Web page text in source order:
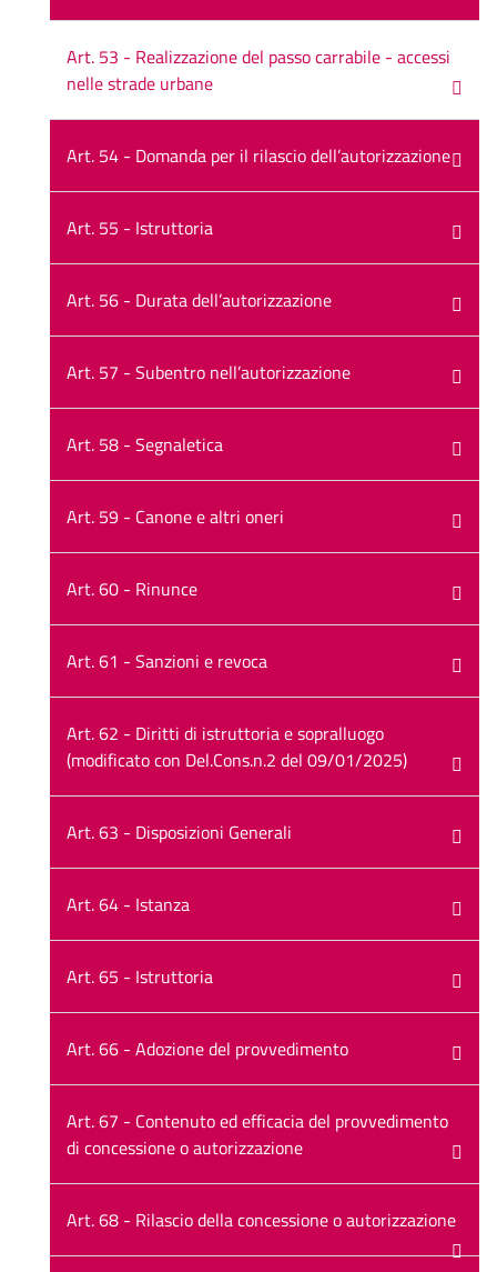
Art. 53 - Realizzazione del passo carrabile - accessi
nelle strade urbane
Art. 54 - Domanda per il rilascio dell’autorizzazione
Art. 55 - Istruttoria
Art. 56 - Durata dell’autorizzazione
Art. 57 - Subentro nell’autorizzazione
Art. 58 - Segnaletica
Art. 59 - Canone e altri oneri
Art. 60 - Rinunce
Art. 61 - Sanzioni e revoca
Art. 62 - Diritti di istruttoria e sopralluogo
(modificato con Del.Cons.n.2 del 09/01/2025)
Art. 63 - Disposizioni Generali
Art. 64 - Istanza
Art. 65 - Istruttoria
Art. 66 - Adozione del provvedimento
Art. 67 - Contenuto ed efficacia del provvedimento
di concessione o autorizzazione
Art. 68 - Rilascio della concessione o autorizzazione